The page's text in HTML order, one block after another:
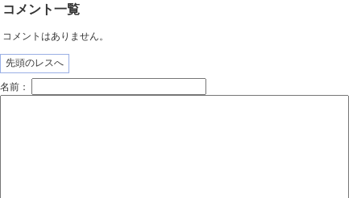
コメント一覧
コメントはありません。
先頭のレスへ
名前：